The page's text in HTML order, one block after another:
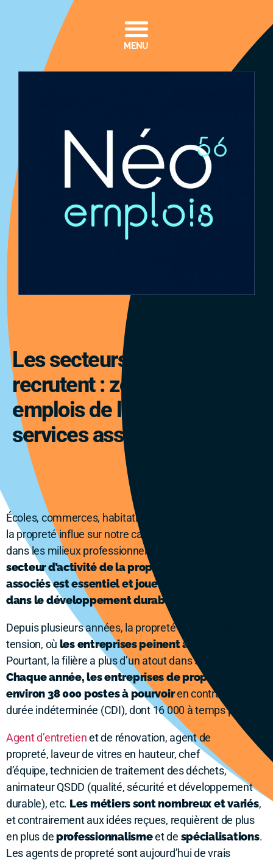
Les secteurs d’activité qui
recrutent : zoom sur les
emplois de la propreté et
services associés
Écoles, commerces, habitations, lieux publics, bureaux,
la propreté influe sur notre cadre de vie, que ce soit
dans les milieux professionnels que personnels.
secteur d’activité de la propreté et des services
associés est essentiel et joue un rôle important
dans le développement durable
Depuis plusieurs années, la propreté est un secteur en
tension, où les entreprises peinent à recruter
Pourtant, la filière a plus d’un atout dans son sac.
Chaque année, les entreprises de propreté ont
environ 38 000 postes à pourvoiren contrats à
durée indéterminée (CDI), dont 16 000 à temps plein.
Agent d’entretienet de rénovation, agent de
propreté, laveur de vitres en hauteur, chef
d’équipe, technicien de traitement des déchets,
animateur QSDD (qualité, sécurité et développement
durable), etc. Les métiers sont nombreux et variés,
et contrairement aux idées reçues, requièrent de plus
en plus deprofessionnalismeet de spécialisations.
Les agents de propreté sont aujourd’hui de vrais